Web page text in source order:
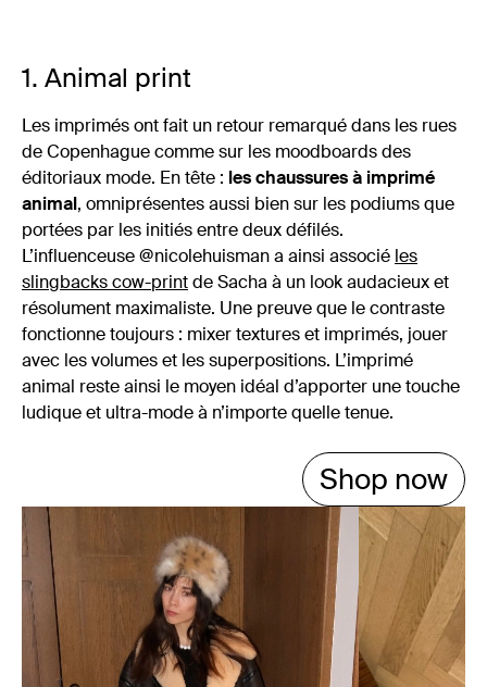
1. Animal print
Les imprimés ont fait un retour remarqué dans les rues
de Copenhague comme sur les moodboards des
éditoriaux mode. En tête : les chaussures à imprimé
animal, omniprésentes aussi bien sur les podiums que
portées par les initiés entre deux défilés.
L’influenceuse @nicolehuisman a ainsi associé les
slingbacks cow-printde Sacha à un look audacieux et
résolument maximaliste. Une preuve que le contraste
fonctionne toujours : mixer textures et imprimés, jouer
avec les volumes et les superpositions. L’imprimé
animal reste ainsi le moyen idéal d’apporter une touche
ludique et ultra-mode à n’importe quelle tenue.
Shop now